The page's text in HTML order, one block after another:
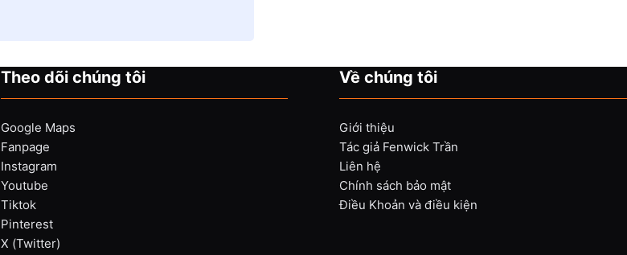
Theo dõi chúng tôi
Google Maps
Fanpage
Instagram
Youtube
Tiktok
Pinterest
X (Twitter)
Về chúng tôi
Giới thiệu
Tác giả Fenwick Trần
Liên hệ
Chính sách bảo mật
Điều Khoản và điều kiện